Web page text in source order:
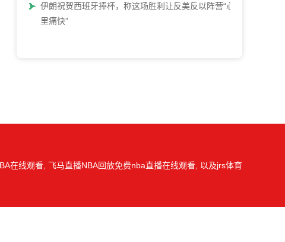
伊朗祝贺西班牙捧杯，称这场胜利让反美反以阵营“心
里痛快”
在线观看, 飞马直播NBA回放免费nba直播在线观看, 以及jrs体育